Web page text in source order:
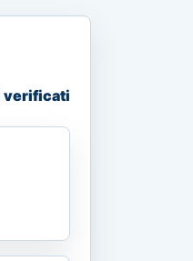
verificati